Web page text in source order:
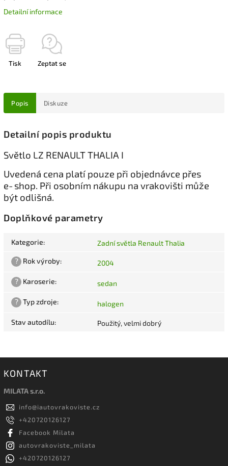
Detailní informace
Tisk Zeptat se
Popis Diskuze
Detailní popis produktu
Světlo LZ RENAULT THALIA I
Uvedená cena platí pouze při objednávce přes
e‑shop. Při osobním nákupu na vrakovišti může
být odlišná.
Doplňkové parametry
Kategorie: Zadní světla Renault Thalia
? Rok výroby: 2004
? Karoserie: sedan
? Typ zdroje: halogen
Stav autodílu: Použitý, velmi dobrý
KONTAKT
MILATA s.r.o.
info@iautovrakoviste.cz
+420720126127
Facebook Milata
autovrakoviste_milata
+420720126127